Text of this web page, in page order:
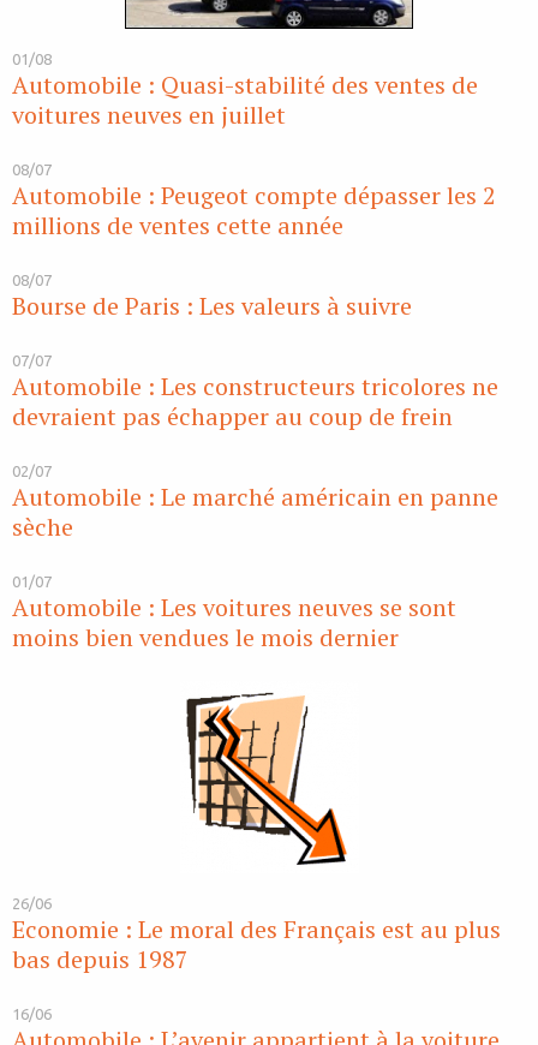
01/08
Automobile : Quasi-stabilité des ventes de
voitures neuves en juillet
08/07
Automobile : Peugeot compte dépasser les 2
millions de ventes cette année
08/07
Bourse de Paris : Les valeurs à suivre
07/07
Automobile : Les constructeurs tricolores ne
devraient pas échapper au coup de frein
02/07
Automobile : Le marché américain en panne
sèche
01/07
Automobile : Les voitures neuves se sont
moins bien vendues le mois dernier
26/06
Economie : Le moral des Français est au plus
bas depuis 1987
16/06